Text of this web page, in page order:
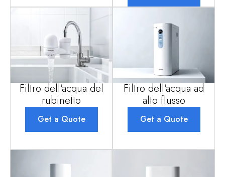
Filtro dell'acqua del
rubinetto
Get a Quote
Filtro dell'acqua ad
alto flusso
Get a Quote